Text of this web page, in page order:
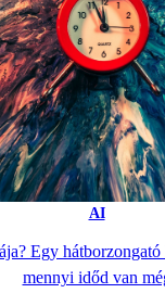
AI
Egy
mennyi időd van